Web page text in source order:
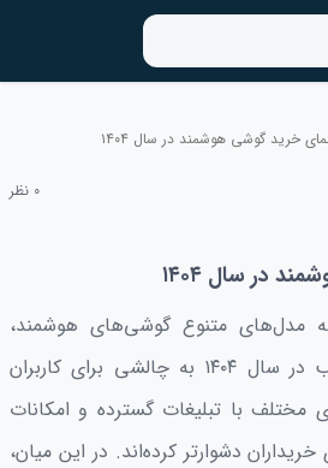
خرید گوشی هوشمند در سال ۱۴۰۴
در سال ۱۴۰۴
0 نظر
مدل‌های متنوع گوشی‌های هوشمند،
انتخاب یک گوشی مناسب در سال ۱۴۰۴ به چالشی برای کاربران
با تبلیغات گسترده و امکانات
دشوارتر کرده‌اند. در این میان،